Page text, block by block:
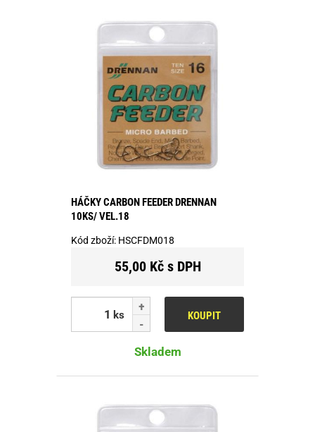
HÁČKY CARBON FEEDER DRENNAN
10KS/ VEL.18
Kód zboží: HSCFDM018
55,00 Kč s DPH
ks KOUPIT
Skladem